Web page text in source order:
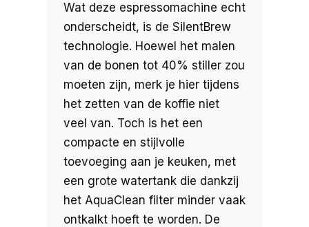
Wat deze espressomachine echt
onderscheidt, is de SilentBrew
technologie. Hoewel het malen
van de bonen tot 40% stiller zou
moeten zijn, merk je hier tijdens
het zetten van de koffie niet
veel van. Toch is het een
compacte en stijlvolle
toevoeging aan je keuken, met
een grote watertank die dankzij
het AquaClean filter minder vaak
ontkalkt hoeft te worden. De